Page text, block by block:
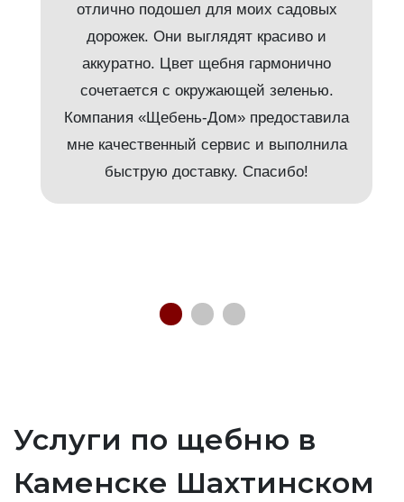
отлично подошел для моих садовых
дорожек. Они выглядят красиво и
аккуратно. Цвет щебня гармонично
сочетается с окружающей зеленью.
Компания «Щебень-Дом» предоставила
мне качественный сервис и выполнила
быструю доставку. Спасибо!
Услуги по щебню в
Каменске Шахтинском